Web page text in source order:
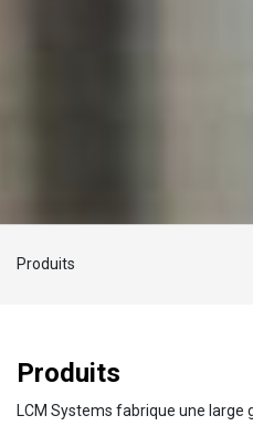
Produits
Produits
LCM Systems fabrique une